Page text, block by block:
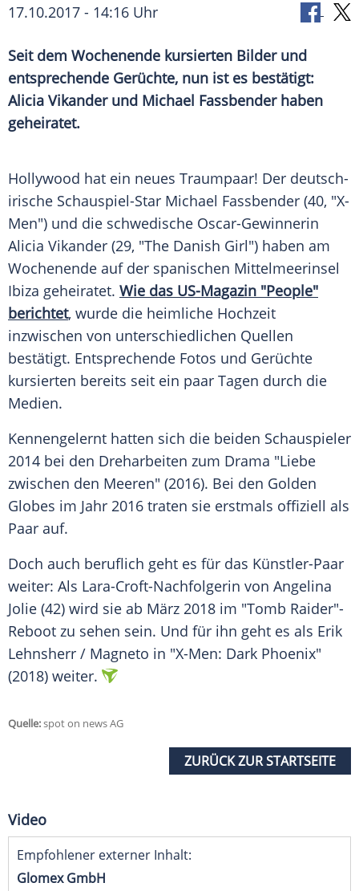
17.10.2017 - 14:16 Uhr
Seit dem Wochenende kursierten Bilder und
entsprechende Gerüchte, nun ist es bestätigt:
Alicia Vikanderund Michael Fassbenderhaben
geheiratet.
Hollywood hat ein neues Traumpaar! Der deutsch-
irische Schauspiel-Star Michael Fassbender (40, "X-
Men") und die schwedische Oscar-Gewinnerin
Alicia Vikander (29, "The Danish Girl") haben am
Wochenende auf der spanischen Mittelmeerinsel
Ibiza geheiratet. Wie das US-Magazin "People"
berichtet, wurde die heimliche Hochzeit
inzwischen von unterschiedlichen Quellen
bestätigt. Entsprechende Fotos und Gerüchte
kursierten bereits seit ein paar Tagen durch die
Medien.
Kennengelernt hatten sich die beiden Schauspieler
2014 bei den Dreharbeiten zum Drama "Liebe
zwischen den Meeren" (2016). Bei den Golden
Globes im Jahr 2016 traten sie erstmals offiziell als
Paar auf.
Doch auch beruflich geht es für das Künstler-Paar
weiter: Als Lara-Croft-Nachfolgerin von Angelina
Jolie (42) wird sie ab März 2018 im "Tomb Raider"-
Reboot zu sehen sein. Und für ihn geht es als Erik
Lehnsherr / Magneto in "X-Men: Dark Phoenix"
(2018) weiter.
Quelle:spot on news AG
ZURÜCK ZUR STARTSEITE
Video
Empfohlener externer Inhalt:
Glomex GmbH